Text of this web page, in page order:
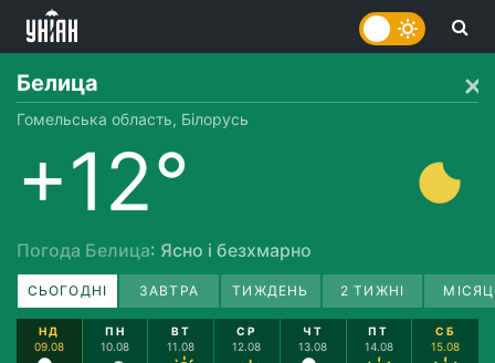
Белица
Гомельська область, Білорусь
+12°
Погода Белица: Ясно і безхмарно
СЬОГОДНІ ЗАВТРА ТИЖДЕНЬ 2 ТИЖНІ
НД
09.08
ПН
10.08
ВТ
11.08
СР
12.08
ЧТ
13.08
ПТ
14.08
СБ
15.08